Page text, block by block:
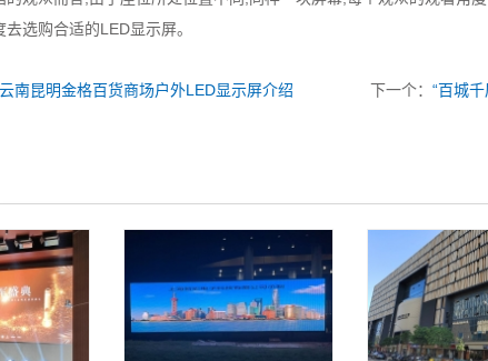
选购合适的LED显示屏。
云南昆明金格百货商场户外LED显示屏介绍 下一个：“百城